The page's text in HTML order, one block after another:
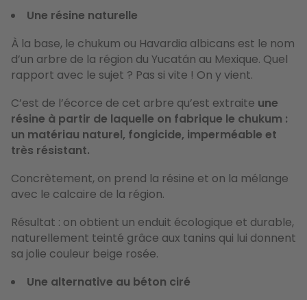
Une résine naturelle
À la base, le chukum ou Havardia albicans est le nom
d’un arbre de la région du Yucatán au Mexique. Quel
rapport avec le sujet ? Pas si vite ! On y vient.
C’est de l’écorce de cet arbre qu’est extraite une
résine à partir de laquelle on fabrique le chukum :
un matériau naturel, fongicide, imperméable et
très résistant.
Concrètement, on prend la résine et on la mélange
avec le calcaire de la région.
Résultat : on obtient un enduit écologique et durable,
naturellement teinté grâce aux tanins qui lui donnent
sa jolie couleur beige rosée.
Une alternative au béton ciré